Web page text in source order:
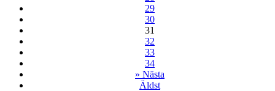
29
30
31
32
33
34
» Nästa
Äldst